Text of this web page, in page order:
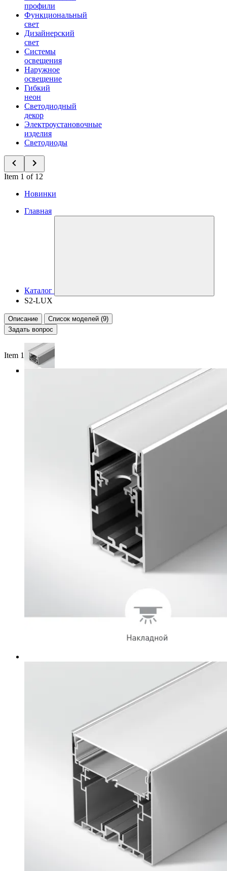
профили
Функциональный
свет
Дизайнерский
свет
Системы
освещения
Наружное
освещение
Гибкий
неон
Светодиодный
декор
Электроустановочные
изделия
Светодиоды
Item 1 of 12
Новинки
Главная
Каталог
S2-LUX
Описание
Список моделей (9)
Задать вопрос
Item 1 of 5